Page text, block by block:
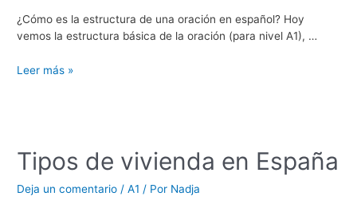
¿Cómo es la estructura de una oración en español? Hoy
vemos la estructura básica de la oración (para nivel A1), …
Estructura
español
Leer más »
Tipos de vivienda en España
Deja un comentario /A1 / Por Nadja